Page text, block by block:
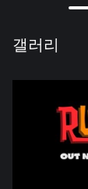
갤러리